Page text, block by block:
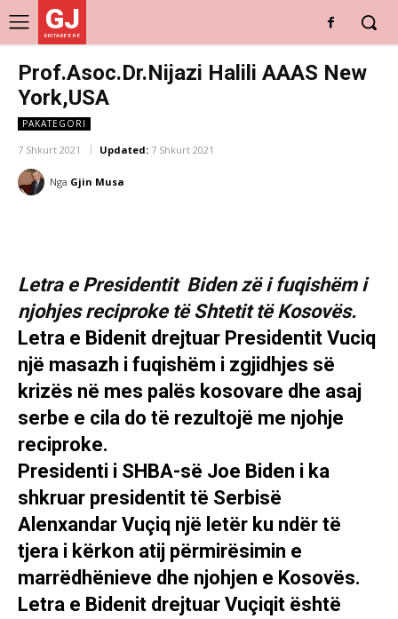
GJ
DRITARE E RE
Prof.Asoc.Dr.Nijazi Halili AAAS New
York,USA
PAKATEGORI
7 Shkurt 2021 Updated: 7 Shkurt 2021
Nga Gjin Musa
Letra e Presidentit Biden zë i fuqishëm i
njohjes reciproke të Shtetit të Kosovës.
Letra e Bidenit drejtuar Presidentit Vuciq
një masazh i fuqishëm i zgjidhjes së
krizës në mes palës kosovare dhe asaj
serbe e cila do të rezultojë me njohje
reciproke.
Presidenti i SHBA-së Joe Biden i ka
shkruar presidentit të Serbisë
Alenxandar Vuçiq një letër ku ndër të
tjera i kërkon atij përmirësimin e
marrëdhënieve dhe njohjen e Kosovës.
Letra e Bidenit drejtuar Vuçiqit është